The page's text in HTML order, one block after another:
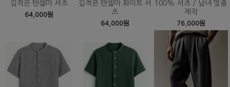
김적은 텐셀마 셔츠
64,000원
김적은 텐셀마 화이트 셔
츠
64,000원
100% 셔츠 / 남녀 맞춤
제작
76,000원